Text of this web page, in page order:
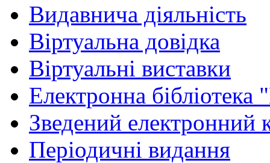
Видавнича діяльність
Віртуальна довідка
Віртуальні виставки
Електронна
Зведений електронний
Періодичні видання